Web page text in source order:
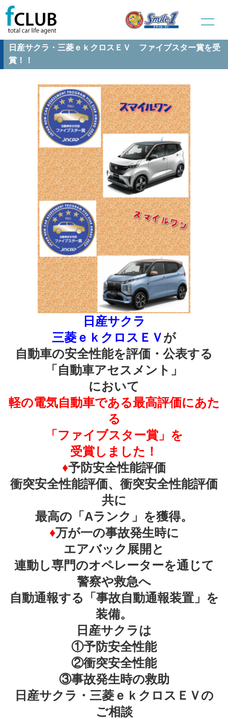
新車販売 > 新車事業部ブログ
> 日産サクラ・三菱ｅｋクロスＥＶ
ファイブスター賞を受賞！！
日産サクラ・三菱ｅｋクロスＥＶ ファイブスター賞を受
賞！！
日産サクラ
三菱ｅｋクロスＥＶが
自動車の安全性能を評価・公表する
「自動車アセスメント」
において
軽の電気自動車である最高評価にあた
る
「ファイブスター賞」を
受賞しました！
♦予防安全性能評価
衝突安全性能評価、衝突安全性能評価
共に
最高の「Aランク」を獲得。
♦万が一の事故発生時に
エアバック展開と
連動し専門のオペレーターを通じて
警察や救急へ
自動通報する「事故自動通報装置」を
装備。
日産サクラは
①予防安全性能
②衝突安全性能
③事故発生時の救助
日産サクラ・三菱ｅｋクロスＥＶの
ご相談